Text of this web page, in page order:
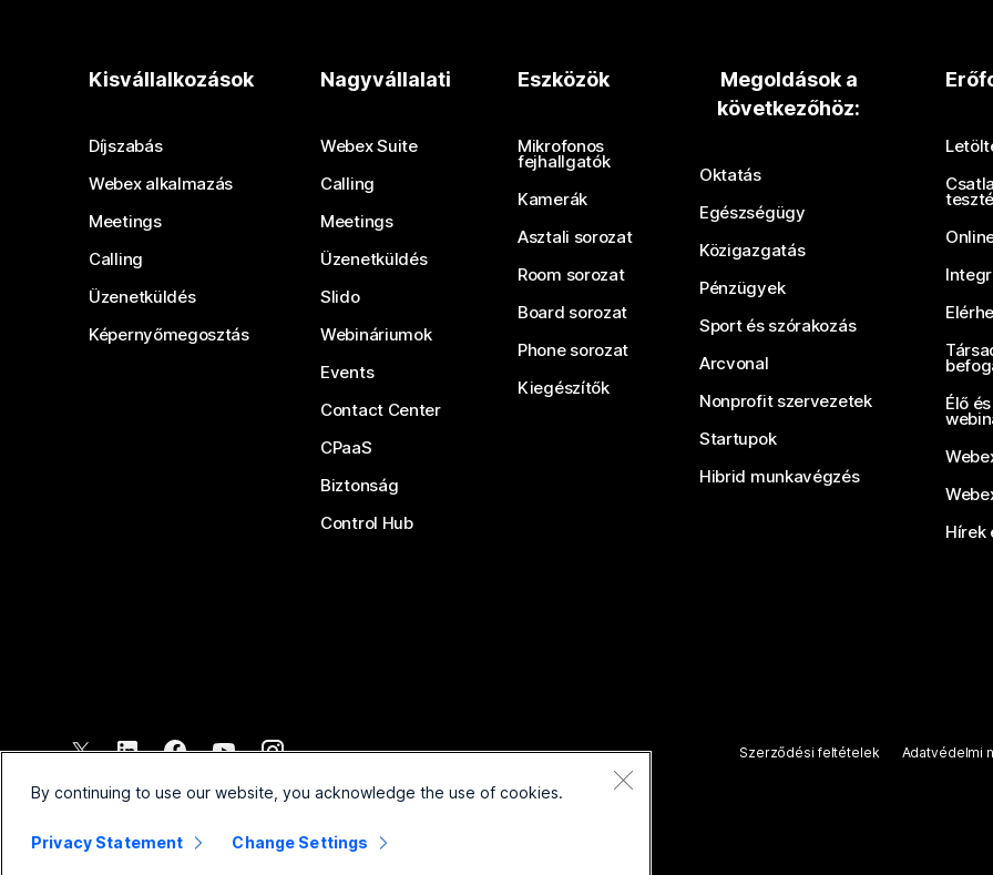
Kisvállalkozások
Díjszabás
Webex alkalmazás
Meetings
Calling
Üzenetküldés
Képernyőmegosztás
Nagyvállalati
Webex Suite
Calling
Meetings
Üzenetküldés
Slido
Webináriumok
Events
Contact Center
CPaaS
Biztonság
Control Hub
Eszközök
Mikrofonos
fejhallgatók
Kamerák
Asztali sorozat
Room sorozat
Board sorozat
Phone sorozat
Kiegészítők
Megoldások a
következőhöz:
Oktatás
Egészségügy
Közigazgatás
Pénzügyek
Sport és szórakozás
Arcvonal
Nonprofit szervezetek
Startupok
Hibrid munkavégzés
Élő
Hírek
2026 Cisco és/vagy társvállalatai. Minden jog fenntartva.
Szerződési feltételek Adatvédelmi
By continuing to use our website, you acknowledge the use of cookies.
Privacy Statement Change Settings